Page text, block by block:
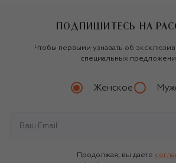
ПОДПИШИТЕСЬ НА
Чтобы первыми узнавать об
специальных
Женское
Продолжая, вы даете